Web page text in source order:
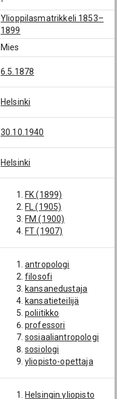
Ylioppilasmatrikkeli 1853–
1899
Mies
6.5.1878
Helsinki
30.10.1940
Helsinki
FK (1899)
FL (1905)
FM (1900)
FT (1907)
antropologi
filosofi
kansanedustaja
kansatieteilijä
poliitikko
professori
sosiaaliantropologi
sosiologi
yliopisto-opettaja
Helsingin yliopisto